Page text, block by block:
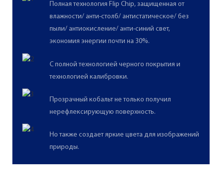
Полная технология Flip Chip, защищенная от
влажности/ анти-столб/ антистатическое/ без
пыли/ антиокисление/ анти-синий свет,
экономия энергии почти на 30%.
С полной технологией черного покрытия и
технологией калибровки.
Прозрачный кобальт не только получил
нерефлексирующую поверхность.
Но также создает яркие цвета для изображений
природы.